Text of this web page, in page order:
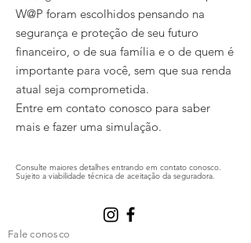
W@P foram escolhidos pensando na
segurança e proteção de seu futuro
financeiro, o de sua família e o de quem é
importante para você, sem que sua renda
atual seja comprometida.
Entre em contato conosco para saber
mais e fazer uma simulação.
Consulte maiores detalhes entrando em contato conosco.
Sujeito a viabilidade técnica de aceitação da seguradora.
Fale conosco